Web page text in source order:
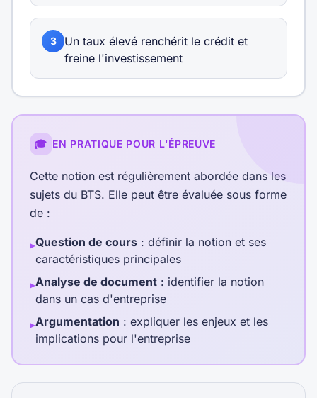
3
Un taux élevé renchérit le crédit et
freine l'investissement
🎓 EN PRATIQUE POUR L'ÉPREUVE
Cette notion est régulièrement abordée dans les
sujets du BTS. Elle peut être évaluée sous forme
de :
▸Question de cours : définir la notion et ses
caractéristiques principales
▸Analyse de document : identifier la notion
dans un cas d'entreprise
▸Argumentation : expliquer les enjeux et les
implications pour l'entreprise